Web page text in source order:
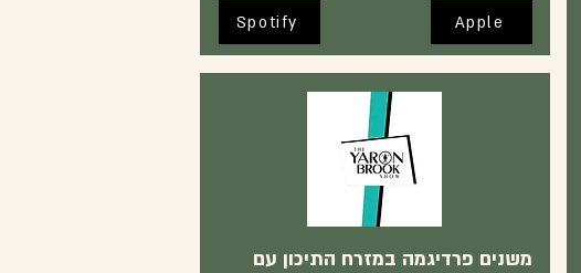
Spotify Apple
משנים פרדיגמה במזרח התיכון עם